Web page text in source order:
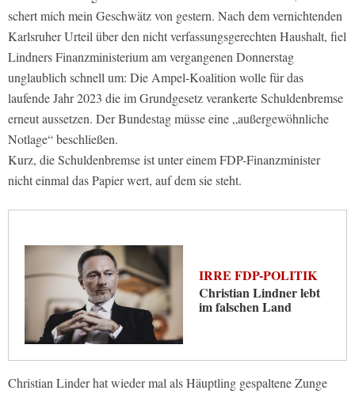
schert mich mein Geschwätz von gestern. Nach dem vernichtenden
Karlsruher Urteil über den nicht verfassungsgerechten Haushalt, fiel
Lindners Finanzministerium am vergangenen Donnerstag
unglaublich schnell um: Die Ampel-Koalition wolle für das
laufende Jahr 2023 die im Grundgesetz verankerte Schuldenbremse
erneut aussetzen. Der Bundestag müsse eine „außergewöhnliche
Notlage“ beschließen.
Kurz, die Schuldenbremse ist unter einem FDP-Finanzminister
nicht einmal das Papier wert, auf dem sie steht.
IRRE FDP-POLITIK
Christian Lindner lebt
im falschen Land
Christian Linder hat wieder mal als Häuptling gespaltene Zunge